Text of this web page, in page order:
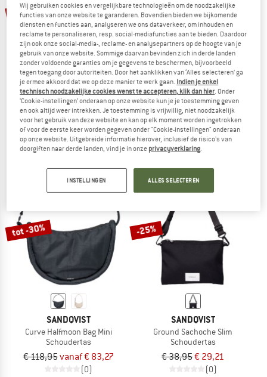
-15%
SANDQVIST
Grid Tote Bag
Schoudertas
€ 128,95 € 109,61
(0)
tot -25%
SANDQVIST
Go Shoulder Bag
Schoudertas
€ 88,95vanaf € 66,71
tot -30%
SANDQVIST
Curve Halfmoon Bag Mini
Schoudertas
€ 118,95vanaf € 83,27
(0)
-25%
SANDQVIST
Ground Sachoche Slim
Schoudertas
€ 38,95€ 29,21
(0)
Wij gebruiken cookies en vergelijkbare technologieën om de noodzakelijke
functies van onze website te garanderen. Bovendien bieden we bijkomende
diensten en functies aan, analyseren we ons dataverkeer, om inhouden en
reclame te personaliseren, resp. social-mediafuncties aan te bieden. Daardoor
zijn ook onze social-media-, reclame- en analysepartners op de hoogte van je
gebruik van onze website. Sommige daarvan bevinden zich in derde landen
zonder voldoende garanties om je gegevens te beschermen, bijvoorbeeld
tegen toegang door autoriteiten. Door het aanklikken van ‘Alles selecteren’ ga
je ermee akkoord dat we op deze manier te werk gaan. Indien je enkel
technisch noodzakelijke cookies wenst te accepteren, klik dan hier . Onder
‘Cookie-instellingen’ onderaan op onze website kun je je toestemming geven
en ook altijd weer intrekken. Je toestemming is vrijwillig, niet noodzakelijk
voor het gebruik van deze website en kan op elk moment worden ingetrokken
of voor de eerste keer worden gegeven onder "Cookie-instellingen" onderaan
op onze website. Uitgebreide informatie hierover, inclusief de risico's van
doorgiften naar derde landen, vind je in onze privacyverklaring
INSTELLINGEN ALLES SELECTEREN